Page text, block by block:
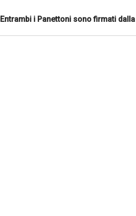
Entrambi i Panettoni sono firmati